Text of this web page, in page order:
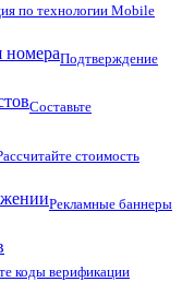
по технологии Mobile
номераПодтверждение
Составьте
стоимость
Рекламные баннеры
коды верификации